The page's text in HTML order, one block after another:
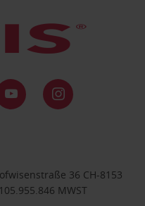
36 CH-8153
MWST